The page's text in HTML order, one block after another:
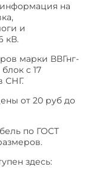
информация на
и
кВ.
марки ВВГнг-
с 17
СНГ.
от 20 руб до
по ГОСТ
здесь: